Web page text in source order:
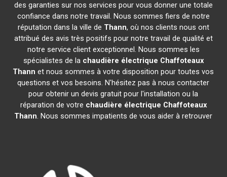
des garanties sur nos services pour vous donner une totale
confiance dans notre travail. Nous sommes fiers de notre
réputation dans la ville de Thann, où nos clients nous ont
attribué des avis très positifs pour notre travail de qualité et
notre service client exceptionnel. Nous sommes les
spécialistes de la chaudière électrique Chaffoteaux
Thann et nous sommes à votre disposition pour toutes vos
questions et vos besoins. N'hésitez pas à nous contacter
pour obtenir un devis gratuit pour l'installation ou la
réparation de votre chaudière électrique Chaffoteaux
Thann. Nous sommes impatients de vous aider à retrouver